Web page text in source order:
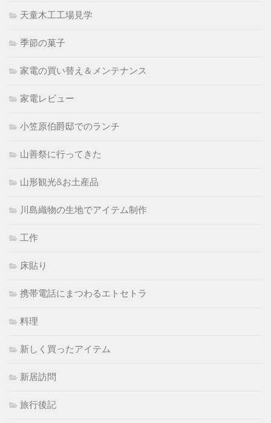
天童木工工場見学
季節の菓子
家電の買い替え＆メンテナンス
家電レビュー
小笠原伯爵邸でのランチ
山善祭に行ってきた
山形観光&お土産品
川島織物の生地でアイテム制作
工作
床貼り
携帯電話にまつわるエトセトラ
料理
新しく買ったアイテム
新居訪問
旅行後記